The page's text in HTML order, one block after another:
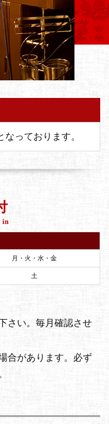
っております。
in
月・火・水・金
土
さい。毎月確認させ
合があります。必ず